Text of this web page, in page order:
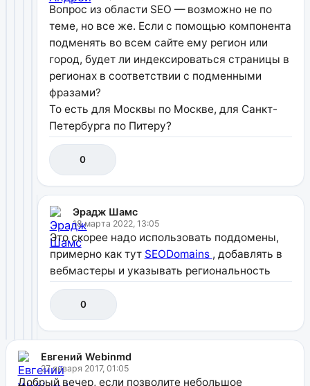
Вопрос из области SEO — возможно не по
теме, но все же. Если с помощью компонента
подменять во всем сайте ему регион или
город, будет ли индексироваться страницы в
регионах в соответствии с подменными
фразами?
То есть для Москвы по Москве, для Санкт-
Петербурга по Питеру?
0
Эрадж Шамс
18 марта 2022, 13:05
Это скорее надо использовать поддомены,
примерно как тут SEODomains , добавлять в
вебмастеры и указывать региональность
0
Евгений Webinmd
27 января 2017, 01:05
Добрый вечер, если позволите небольшое